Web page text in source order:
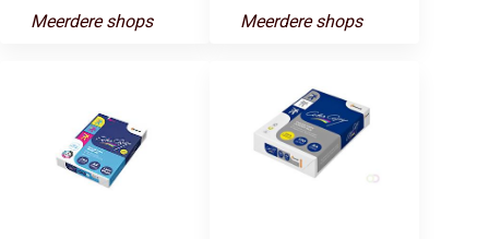
Meerdere shops Meerdere shops